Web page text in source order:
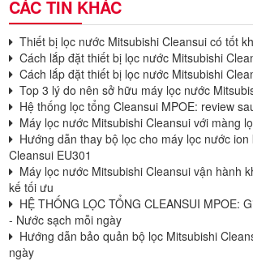
CÁC TIN KHÁC
Thiết bị lọc nước Mitsubishi Cleansui có tốt
Cách lắp đặt thiết bị lọc nước Mitsubishi
Cách lắp đặt thiết bị lọc nước Mitsubishi
Top 3 lý do nên sở hữu máy lọc nước
Hệ thống lọc tổng Cleansui MPOE: review
Máy lọc nước Mitsubishi Cleansui với màng
Hướng dẫn thay bộ lọc cho máy lọc nước ion
Cleansui EU301
Máy lọc nước Mitsubishi Cleansui vận hành
kế tối ưu
HỆ THỐNG LỌC TỔNG CLEANSUI MPOE:
- Nước sạch mỗi ngày
Hướng dẫn bảo quản bộ lọc Mitsubishi
ngày